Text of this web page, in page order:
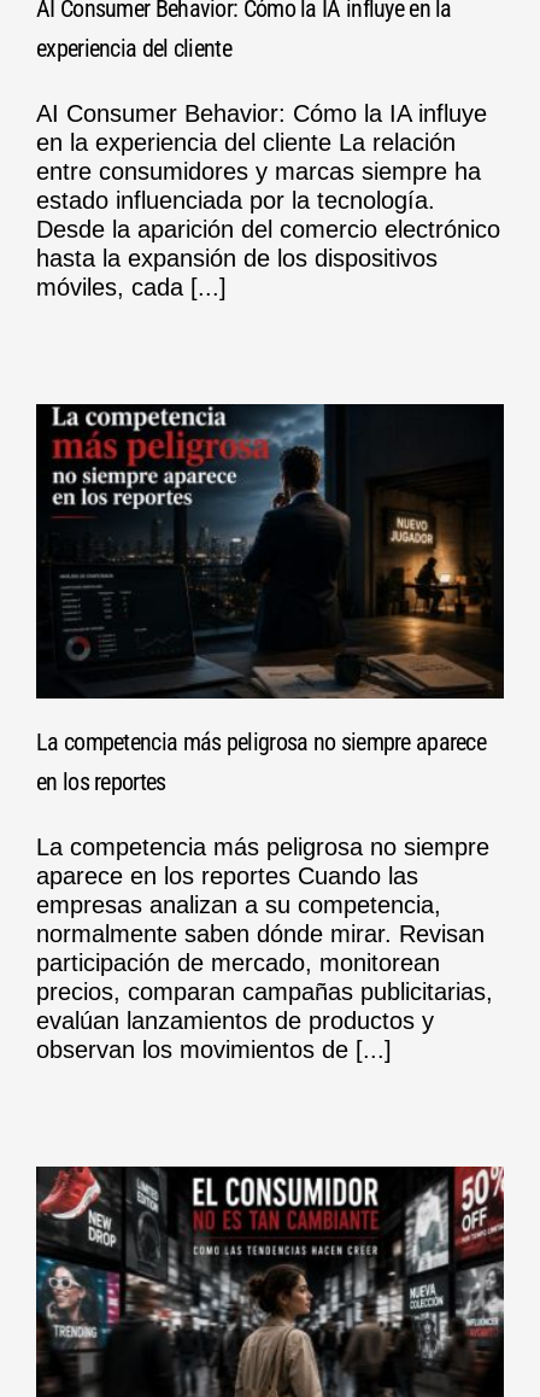
AI Consumer Behavior: Cómo la IA influye en la
experiencia del cliente
AI Consumer Behavior: Cómo la IA influye
en la experiencia del cliente La relación
entre consumidores y marcas siempre ha
estado influenciada por la tecnología.
Desde la aparición del comercio electrónico
hasta la expansión de los dispositivos
móviles, cada [...]
La competencia más peligrosa no siempre aparece
en los reportes
La competencia más peligrosa no siempre
aparece en los reportes Cuando las
empresas analizan a su competencia,
normalmente saben dónde mirar. Revisan
participación de mercado, monitorean
precios, comparan campañas publicitarias,
evalúan lanzamientos de productos y
observan los movimientos de [...]